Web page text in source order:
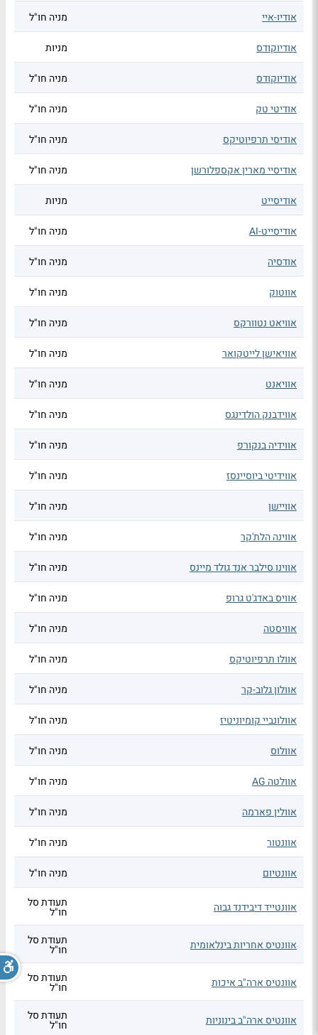
אודיו-איי מניה חו"ל
אודיוקודס מניות
אודיוקודס מניה חו"ל
אודיטי טק מניה חו"ל
אודיסי תרפיוטיקס מניה חו"ל
אודיסיי מארין אקספלורשן מניה חו"ל
אודיסייט מניות
אודיסייט-AI מניה חו"ל
אודסיה מניה חו"ל
אווטוק מניה חו"ל
אוויאט נטוורקס מניה חו"ל
אוויאישן לייטקואר מניה חו"ל
אוויאנט מניה חו"ל
אווידבנק הולדינגס מניה חו"ל
אווידיה בנקורפ מניה חו"ל
אווידיטי ביוסיינסז מניה חו"ל
אוויישן מניה חו"ל
אווינה הלת'קר מניה חו"ל
אווינו סילבר אנד גולד מיינס מניה חו"ל
אוויס באדג'ט גרופ מניה חו"ל
אוויסטה מניה חו"ל
אוולו תרפיוטיקס מניה חו"ל
אוולון גלוב-קר מניה חו"ל
אוולונביי קומיוניטיז מניה חו"ל
אוולוס מניה חו"ל
אוולטה AG מניה חו"ל
אוולין פארמה מניה חו"ל
אוונטור מניה חו"ל
אוונטיום מניה חו"ל
אוונטייד דיבידנד גבוה תעודת סל
חו"ל
אוונטיס אחריות בינלאומית תעודת סל
חו"ל
אוונטיס ארה"ב איכות תעודת סל
חו"ל
אוונטיס ארה"ב בינוניות תעודת סל
חו"ל